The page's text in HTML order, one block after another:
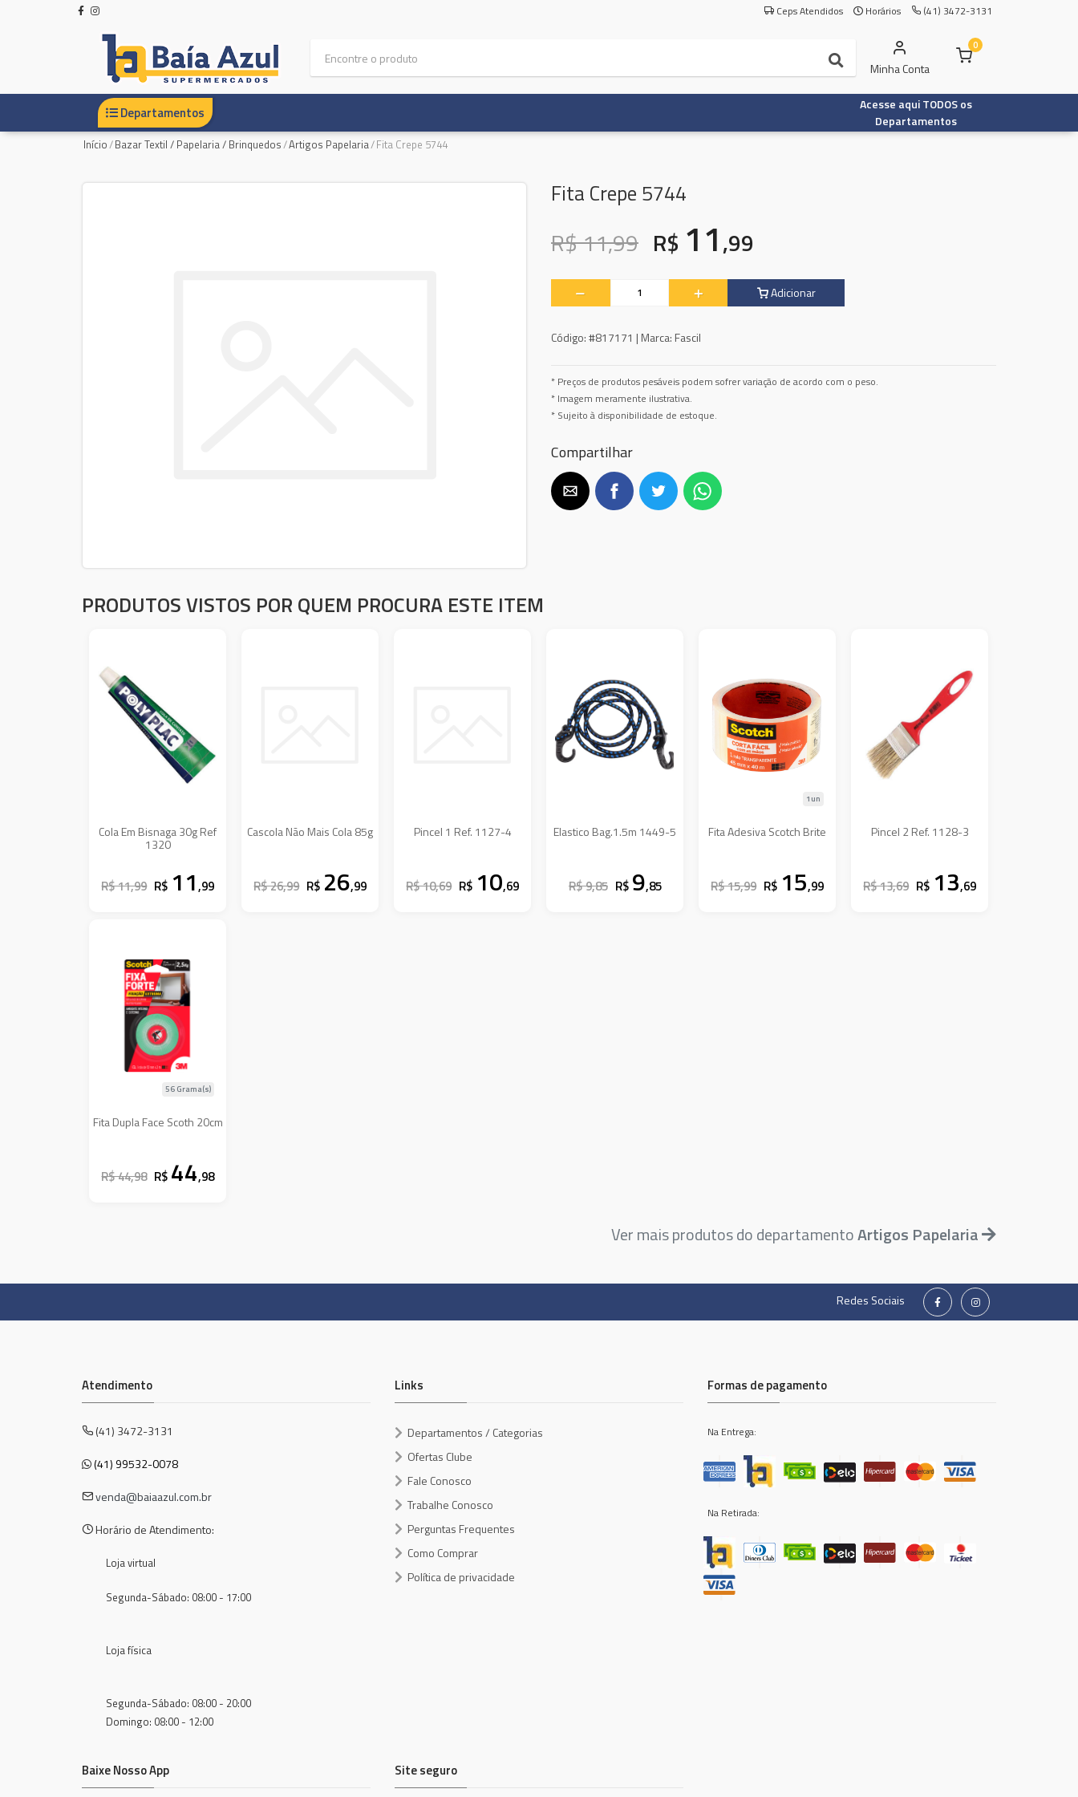
Ceps Atendidos Horários (41) 3472-3131
Minha Conta
0
Departamentos
Acesse aqui TODOS os
Departamentos
Início/Bazar Textil / Papelaria / Brinquedos/Artigos Papelaria/Fita Crepe 5744
Fita Crepe 5744
R$ 11,99 R$ 11,99
Adicionar
Código:#817171 | Marca: Fascil
* Preços de produtos pesáveis podem sofrer variação de acordo com o peso.
* Imagem meramente ilustrativa.
* Sujeito à disponibilidade de estoque.
Compartilhar
PRODUTOS VISTOS POR QUEM PROCURA ESTE ITEM
Cola Em Bisnaga 30g Ref
1320
R$ 11,99 R$ 11,99
Cascola Não Mais Cola 85g
R$ 26,99 R$ 26,99
Pincel 1 Ref. 1127-4
R$ 10,69 R$ 10,69
Elastico Bag.1.5m 1449-5
R$ 9,85 R$ 9,85
Fita Adesiva Scotch Brite
1un
R$ 15,99 R$ 15,99
Pincel 2 Ref. 1128-3
R$ 13,69 R$ 13,69
Fita Dupla Face Scoth 20cm
56 Grama(s)
R$ 44,98 R$ 44,98
Ver mais produtos do departamentoArtigos Papelaria
Redes Sociais
Atendimento
(41) 3472-3131
(41) 99532-0078
venda@baiaazul.com.br
Horário de Atendimento:
Loja virtual
Segunda-Sábado: 08:00 - 17:00
Loja física
Segunda-Sábado: 08:00 - 20:00
Domingo: 08:00 - 12:00
Links
Departamentos / Categorias
Ofertas Clube
Fale Conosco
Trabalhe Conosco
Perguntas Frequentes
Como Comprar
Política de privacidade
Formas de pagamento
Na Entrega:
Na Retirada:
Baixe Nosso App Site seguro